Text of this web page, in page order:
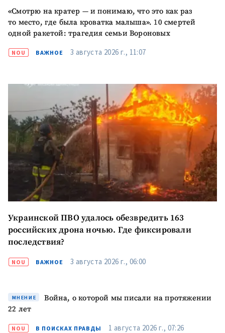
«Смотрю на кратер — и понимаю, что это как раз
то место, где была кроватка малыша». 10 смертей
одной ракетой: трагедия семьи Вороновых
NOU ВАЖНОЕ 3 августа 2026 г., 11:07
Украинской ПВО удалось обезвредить 163
российских дрона ночью. Где фиксировали
последствия?
NOU ВАЖНОЕ 3 августа 2026 г., 06:00
МНЕНИЕ
Война, о которой мы писали на протяжении
22 лет
NOU В ПОИСКАХ ПРАВДЫ 1 августа 2026 г., 07:26